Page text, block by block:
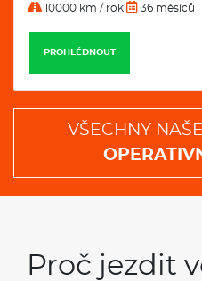
10000 km / rok 36 měsíců
PROHLÉDNOUT
VŠECHNY
Proč jezdit